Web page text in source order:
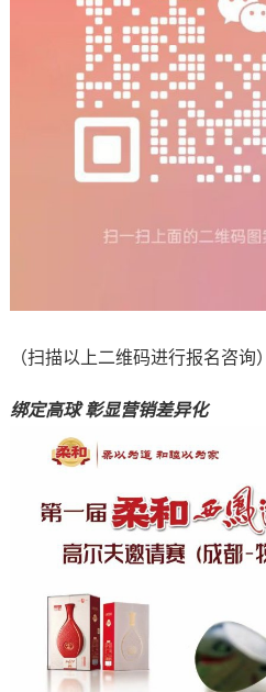
（扫描以上二维码进行报名咨询）
绑定高球 彰显营销差异化